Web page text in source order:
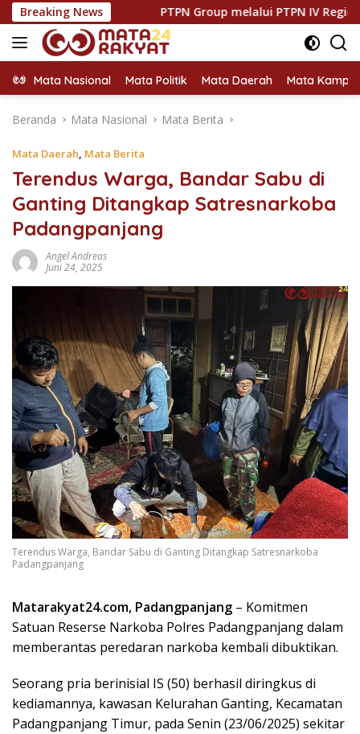
Langsung
ke
konten
Breaking NewsPTPN Group melalui PTPN IV Regional VII
Mata Nasional Mata Politik Mata Daerah Mata
Beranda Mata Nasional Mata Berita
Mata Daerah, Mata Berita
Terendus Warga, Bandar Sabu di
Ganting Ditangkap Satresnarkoba
Padangpanjang
Angel Andreas
Juni 24, 2025
Terendus Warga, Bandar Sabu di Ganting Ditangkap Satresnarkoba
Padangpanjang
Matarakyat24.com, Padangpanjang – Komitmen
Satuan Reserse Narkoba Polres Padangpanjang dalam
memberantas peredaran narkoba kembali dibuktikan.
Seorang pria berinisial IS (50) berhasil diringkus di
kediamannya, kawasan Kelurahan Ganting, Kecamatan
Padangpanjang Timur, pada Senin (23/06/2025) sekitar